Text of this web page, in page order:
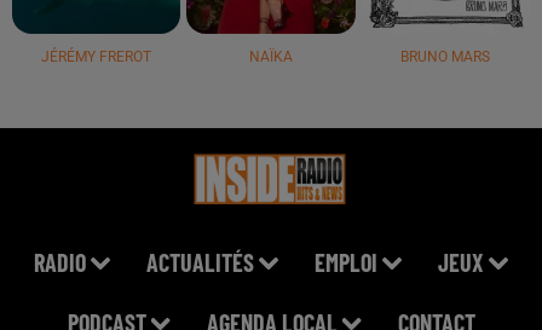
JÉRÉMY FREROT NAÏKA BRUNO MARS
RADIO ACTUALITÉS EMPLOI JEUX
PODCAST AGENDA LOCAL CONTACT